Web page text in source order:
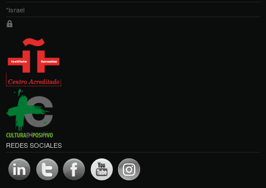
*Israel
REDES SOCIALES